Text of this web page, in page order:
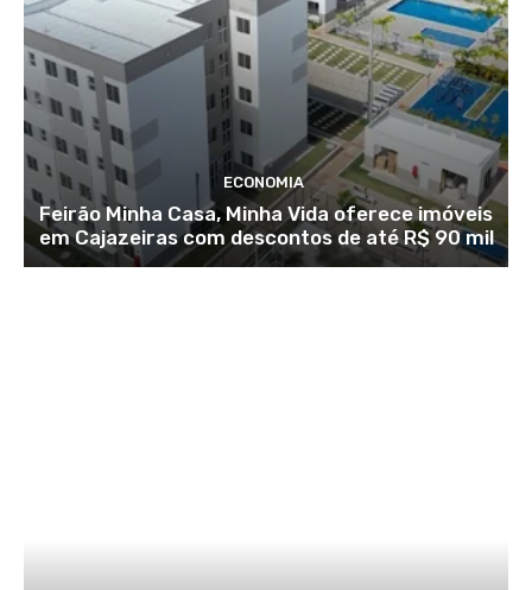
ECONOMIA
Feirão Minha Casa, Minha Vida oferece imóveis
em Cajazeiras com descontos de até R$ 90 mil